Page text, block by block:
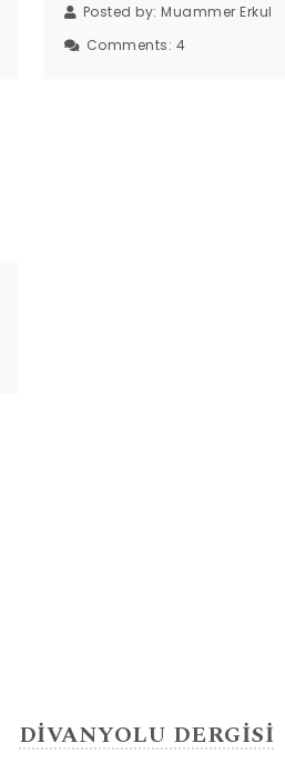
Posted by:Muammer Erkul
Comments: 4
DİVANYOLU DERGİSİ